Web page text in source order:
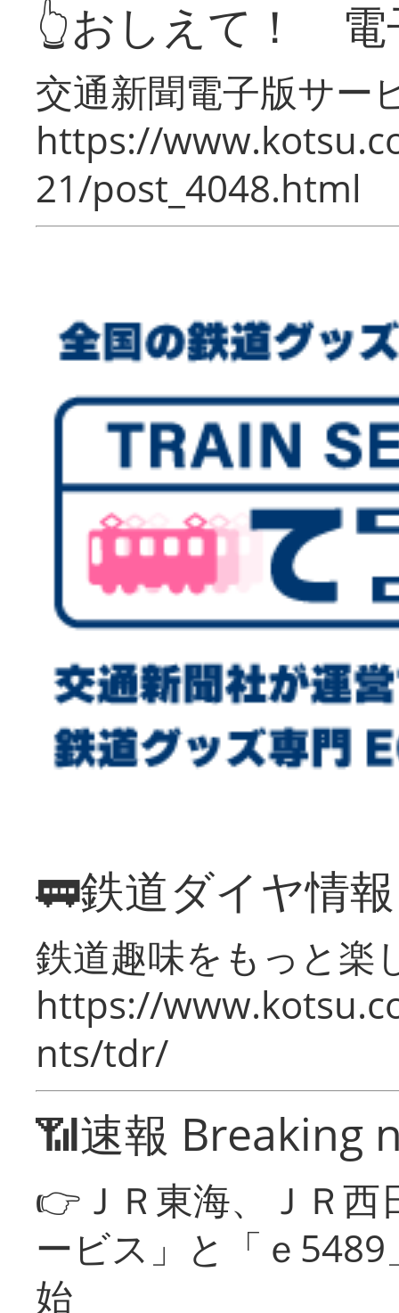
👆おしえて！ 電
交通新聞電子版サー
https://
21/post_4048.html
🚃鉄道ダイヤ情
鉄道趣味をもっと楽
https://
nts/tdr/
📶速報 Breaking
👉ＪＲ東海、ＪＲ
ービス」と「ｅ
始